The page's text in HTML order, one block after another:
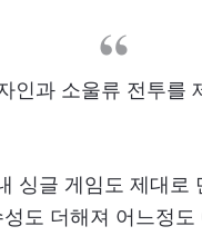
인과 소울류 전투를
싱글 게임도 제대로
도 더해져 어느정